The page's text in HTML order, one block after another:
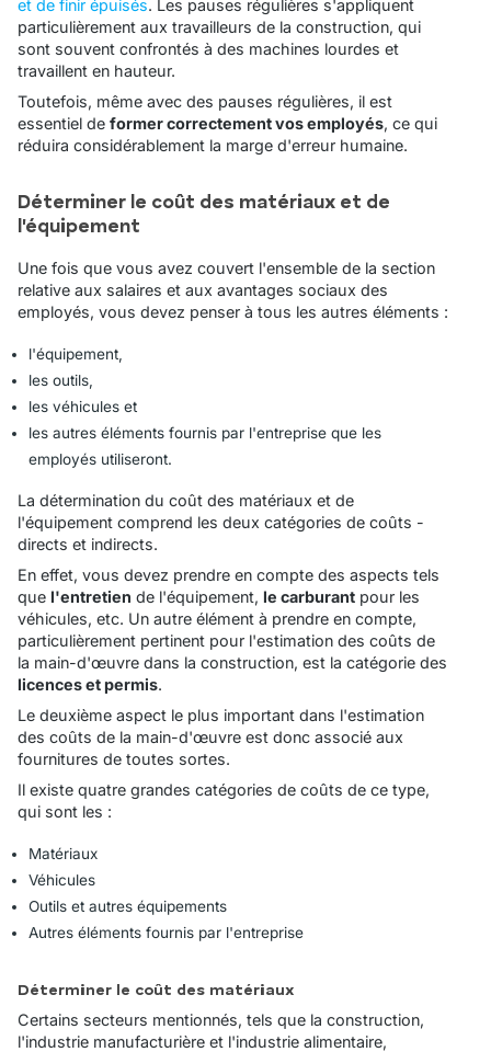
et de finir épuisés. Les pauses régulières s'appliquent
particulièrement aux travailleurs de la construction, qui
sont souvent confrontés à des machines lourdes et
travaillent en hauteur.
Toutefois, même avec des pauses régulières, il est
essentiel de former correctement vos employés, ce qui
réduira considérablement la marge d'erreur humaine.
Déterminer le coût des matériaux et de
l'équipement
Une fois que vous avez couvert l'ensemble de la section
relative aux salaires et aux avantages sociaux des
employés, vous devez penser à tous les autres éléments :
l'équipement,
les outils,
les véhicules et
les autres éléments fournis par l'entreprise que les
employés utiliseront.
La détermination du coût des matériaux et de
l'équipement comprend les deux catégories de coûts -
directs et indirects.
En effet, vous devez prendre en compte des aspects tels
que l'entretien de l'équipement, le carburant pour les
véhicules, etc. Un autre élément à prendre en compte,
particulièrement pertinent pour l'estimation des coûts de
la main-d'œuvre dans la construction, est la catégorie des
licences et permis.
Le deuxième aspect le plus important dans l'estimation
des coûts de la main-d'œuvre est donc associé aux
fournitures de toutes sortes.
Il existe quatre grandes catégories de coûts de ce type,
qui sont les :
Matériaux
Véhicules
Outils et autres équipements
Autres éléments fournis par l'entreprise
Déterminer le coût des matériaux
Certains secteurs mentionnés, tels que la construction,
l'industrie manufacturière et l'industrie alimentaire,